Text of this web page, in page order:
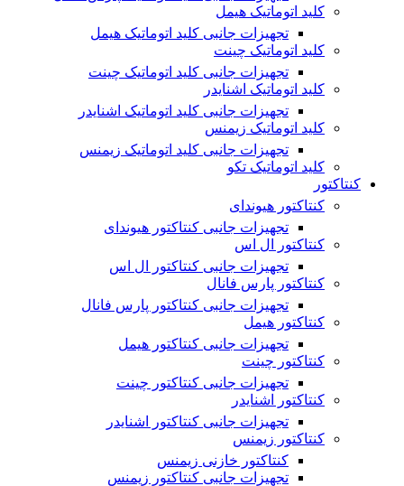
کلید اتوماتیک هیمل
تجهیزات جانبی کلید اتوماتیک هیمل
کلید اتوماتیک چینت
تجهیزات جانبی کلید اتوماتیک چینت
کلید اتوماتیک اشنایدر
تجهیزات جانبی کلید اتوماتیک اشنایدر
کلید اتوماتیک زیمنس
تجهیزات جانبی کلید اتوماتیک زیمنس
کلید اتوماتیک تکو
کنتاکتور
کنتاکتور هیوندای
تجهیزات جانبی کنتاکتور هیوندای
کنتاکتور ال اس
تجهیزات جانبی کنتاکتور ال اس
کنتاکتور پارس فانال
تجهیزات جانبی کنتاکتور پارس فانال
کنتاکتور هیمل
تجهیزات جانبی کنتاکتور هیمل
کنتاکتور چینت
تجهیزات جانبی کنتاکتور چینت
کنتاکتور اشنایدر
تجهیزات جانبی کنتاکتور اشنایدر
کنتاکتور زیمنس
کنتاکتور خازنی زیمنس
تجهیزات جانبی کنتاکتور زیمنس